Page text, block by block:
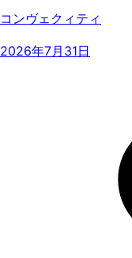
コンヴェクィティ
2026年7月31日